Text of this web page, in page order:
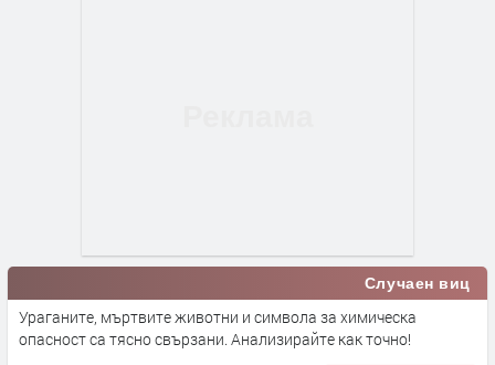
Случаен виц
Ураганите, мъртвите животни и символа за химическа
опасност са тясно свързани. Анализирайте как точно!